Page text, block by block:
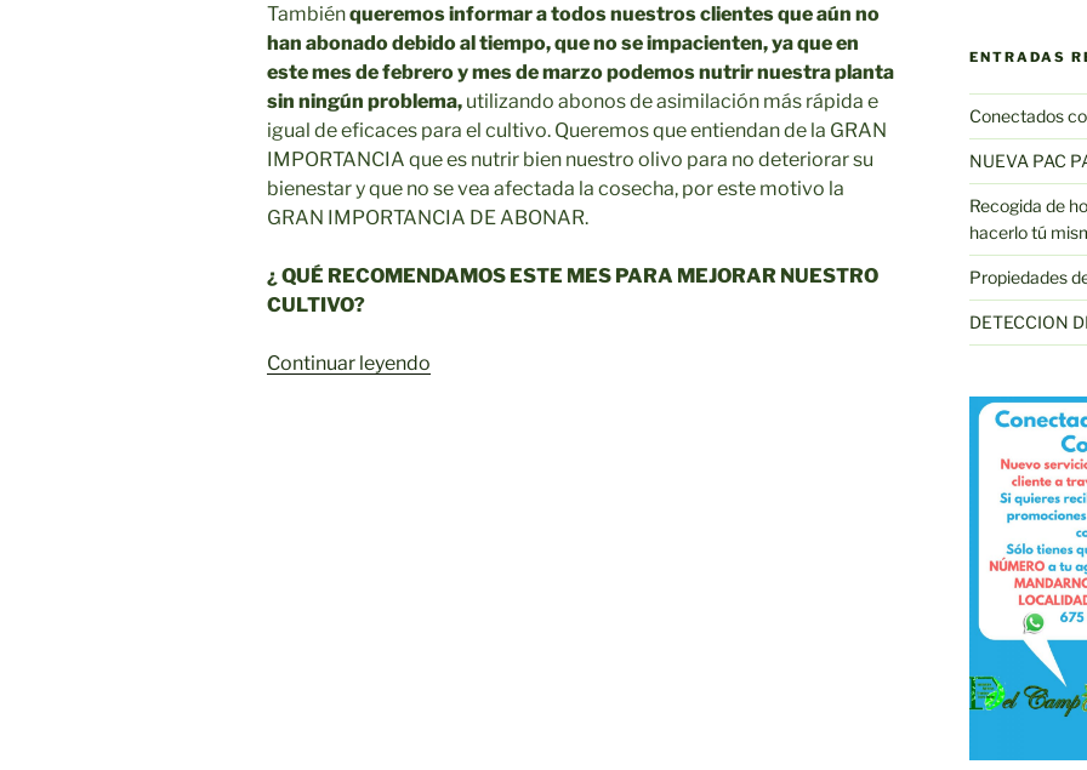
Tambiénqueremos informar a todos nuestros clientes que aún no
han abonado debido al tiempo, que no se impacienten, ya que en
este mes de febrero y mes de marzo podemos nutrir nuestra planta
sin ningún problema, utilizando abonos de asimilación más rápida e
igual de eficaces para el cultivo. Queremos que entiendan de la GRAN
IMPORTANCIA que es nutrir bien nuestro olivo para no deteriorar su
bienestar y que no se vea afectada la cosecha, por este motivo la
GRAN IMPORTANCIA DE ABONAR.
¿ QUÉ RECOMENDAMOS ESTE MES PARA MEJORAR NUESTRO
CULTIVO?
Continuar leyendo
ENTRADAS
Conectados
NUEVA PAC
Recogida de
hacerlo tú
Propiedades
DETECCION